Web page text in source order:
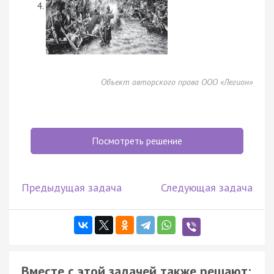
Объект авторского права ООО «Легион»
Посмотреть решение
Предыдущая задача Следующая задача